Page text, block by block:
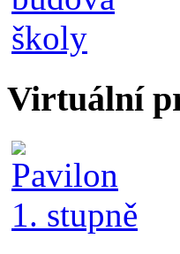
Virtuální